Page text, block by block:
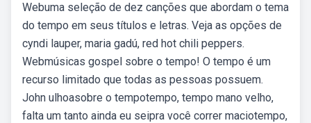
Webuma seleção de dez canções que abordam o tema
do tempo em seus títulos e letras. Veja as opções de
cyndi lauper, maria gadú, red hot chili peppers.
Webmúsicas gospel sobre o tempo! O tempo é um
recurso limitado que todas as pessoas possuem.
John ulhoasobre o tempotempo, tempo mano velho,
falta um tanto ainda eu seipra você correr maciotempo,